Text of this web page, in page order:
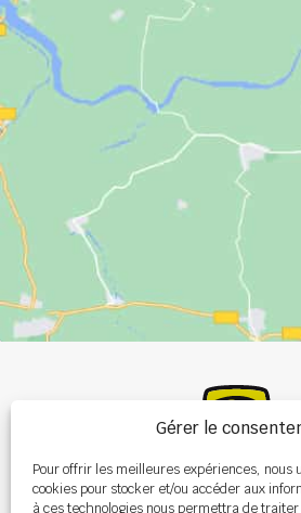
Gérer le
Pour offrir les meilleures expériences, nous
cookies pour stocker et/ou accéder aux
à ces technologies nous permettra de